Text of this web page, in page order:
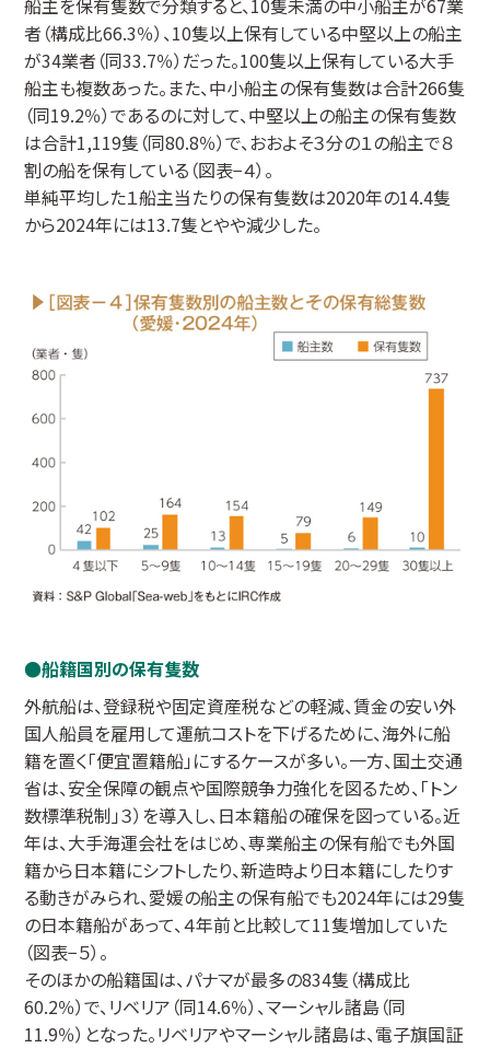
船主を保有隻数で分類すると、10隻未満の中小船主が67業
者（構成比66.3％）、10隻以上保有している中堅以上の船主
が34業者（同33.7％）だった。100隻以上保有している大手
船主も複数あった。また、中小船主の保有隻数は合計266隻
（同19.2％）であるのに対して、中堅以上の船主の保有隻数
は合計1,119隻（同80.8％）で、おおよそ３分の１の船主で８
割の船を保有している（図表−４）。
単純平均した１船主当たりの保有隻数は2020年の14.4隻
から2024年には13.7隻とやや減少した。
船籍国別の保有隻数
外航船は、登録税や固定資産税などの軽減、賃金の安い外
国人船員を雇用して運航コストを下げるために、海外に船
籍を置く「便宜置籍船」にするケースが多い。一方、国土交通
省は、安全保障の観点や国際競争力強化を図るため、「トン
数標準税制」３）を導入し、日本籍船の確保を図っている。近
年は、大手海運会社をはじめ、専業船主の保有船でも外国
籍から日本籍にシフトしたり、新造時より日本籍にしたりす
る動きがみられ、愛媛の船主の保有船でも2024年には29隻
の日本籍船があって、４年前と比較して11隻増加していた
（図表−５）。
そのほかの船籍国は、パナマが最多の834隻（構成比
60.2％）で、リベリア（同14.6％）、マーシャル諸島（同
11.9％）となった。リベリアやマーシャル諸島は、電子旗国証